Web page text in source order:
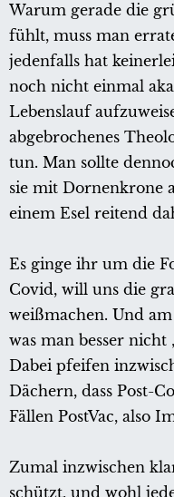
Warum gerade die
fühlt, muss man
jedenfalls hat
noch nicht einmal
Lebenslauf
abgebrochenes
tun. Man sollte
sie mit Dornenkrone
einem Esel reitend
Es ginge ihr um die
Covid, will uns die
weißmachen. Und
was man besser nicht
Dabei pfeifen
Dächern, dass Post-
Fällen PostVac, also
Zumal inzwischen
schützt, und wohl